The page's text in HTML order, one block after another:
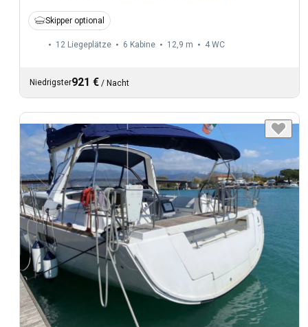
Skipper optional
12 Liegeplätze 6 Kabine 12,9 m 4 WC
Niedrigster921 € / Nacht